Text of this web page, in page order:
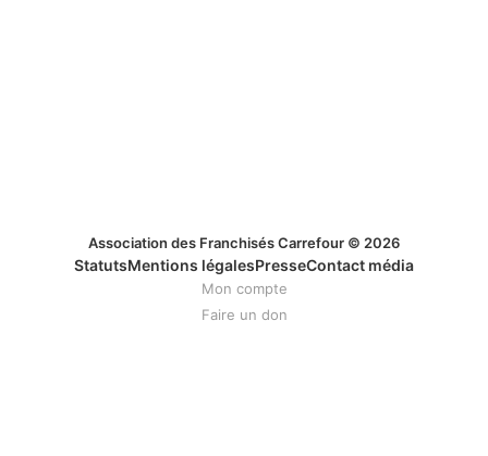
Association des Franchisés Carrefour © 2026
StatutsMentions légalesPresseContact média
Mon compte
Faire un don